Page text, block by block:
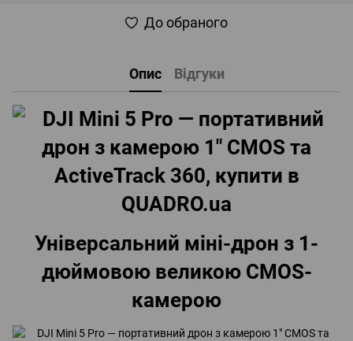
До обраного
Опис Відгуки
Універсальний міні-дрон з 1-
дюймовою великою CMOS-
камерою